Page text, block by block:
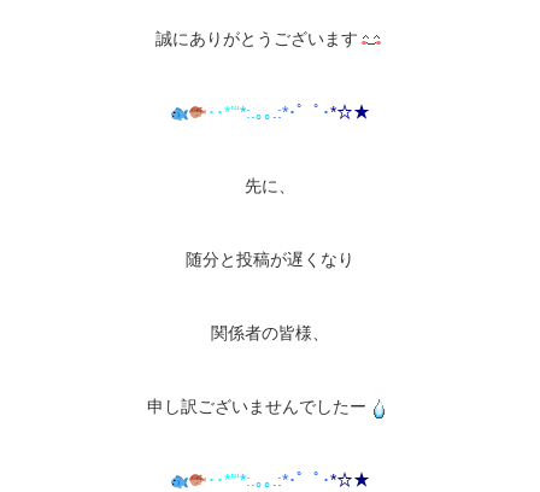
誠にありがとうございます
･･*’“*:.｡｡.:*･゜ﾟ･*☆★
先に、
随分と投稿が遅くなり
関係者の皆様、
申し訳ございませんでしたー
･･*’“*:.｡｡.:*･゜ﾟ･*☆★